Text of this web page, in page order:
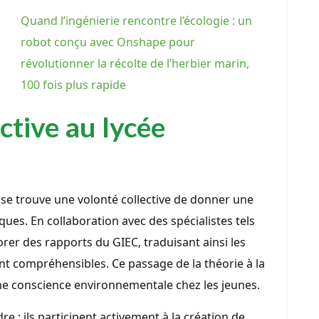
Quand l’ingénierie rencontre l’écologie : un
robot conçu avec Onshape pour
révolutionner la récolte de l’herbier marin,
100 fois plus rapide
au lycée
trouve une volonté collective de donner une
En collaboration avec des spécialistes tels
des rapports du GIEC, traduisant ainsi les
Ce passage de la théorie à la
conscience environnementale chez les jeunes.